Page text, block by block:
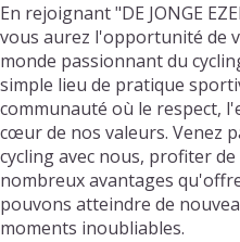
En rejoignant "DE JONGE
vous aurez l'opportunité de
monde passionnant du
simple lieu de pratique
communauté où le respect,
cœur de nos valeurs. Venez
cycling avec nous, profiter
nombreux avantages
pouvons atteindre de
moments inoubliables.